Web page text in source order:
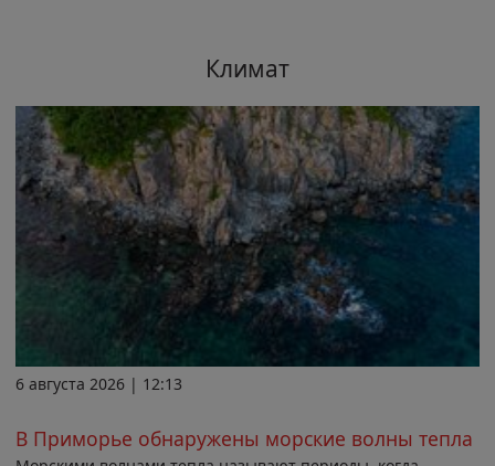
Климат
6 августа 2026 | 12:13
В Приморье обнаружены морские волны тепла